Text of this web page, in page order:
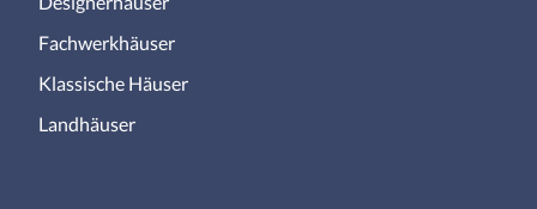
Fachwerkhäuser
Klassische Häuser
Landhäuser